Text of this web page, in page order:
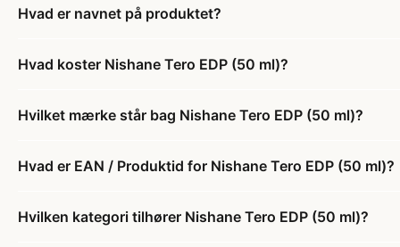
Hvad er navnet på produktet?
Hvad koster Nishane Tero EDP (50 ml)?
Hvilket mærke står bag Nishane Tero EDP (50 ml)?
Hvad er EAN / Produktid for Nishane Tero EDP (50 ml)?
Hvilken kategori tilhører Nishane Tero EDP (50 ml)?